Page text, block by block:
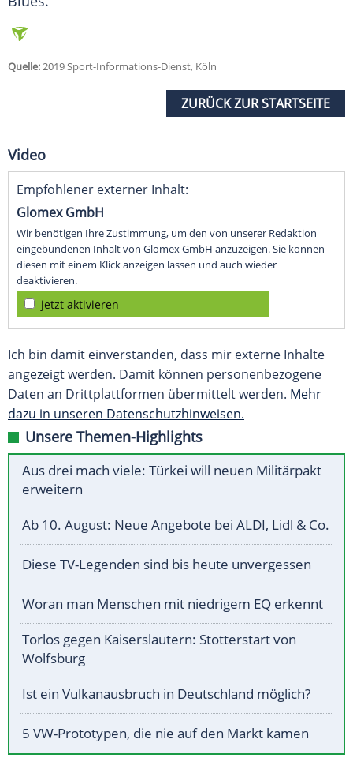
Quelle:2019 Sport-Informations-Dienst, Köln
ZURÜCK ZUR STARTSEITE
Video
Empfohlener externer Inhalt:
Glomex GmbH
Wir benötigen Ihre Zustimmung, um den von unserer Redaktion
eingebundenen Inhalt von Glomex GmbH anzuzeigen. Sie können
diesen mit einem Klick anzeigen lassen und auch wieder
deaktivieren.
jetzt aktivieren
Ich bin damit einverstanden, dass mir externe Inhalte
angezeigt werden. Damit können personenbezogene
Daten an Drittplattformen übermittelt werden. Mehr
dazu in unseren Datenschutzhinweisen.
Unsere Themen-Highlights
Aus drei mach viele: Türkei will neuen Militärpakt
erweitern
Ab 10. August: Neue Angebote bei ALDI, Lidl & Co.
Diese TV-Legenden sind bis heute unvergessen
Woran man Menschen mit niedrigem EQ erkennt
Torlos gegen Kaiserslautern: Stotterstart von
Wolfsburg
Ist ein Vulkanausbruch in Deutschland möglich?
5 VW-Prototypen, die nie auf den Markt kamen